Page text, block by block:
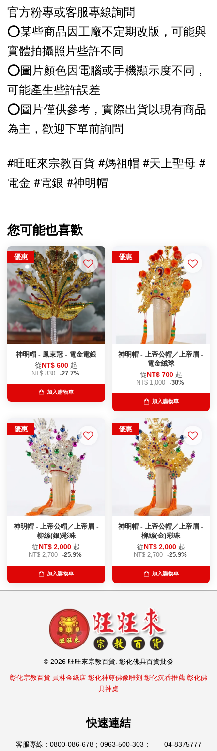
官方粉專或客服專線詢問
⭕️某些商品因工廠不定期改版，可能與
實體拍攝照片些許不同
⭕️圖片顏色因電腦或手機顯示度不同，
可能產生些許誤差
⭕️圖片僅供參考，實際出貨以現有商品
為主，歡迎下單前詢問
#旺旺來宗教百貨 #媽祖帽 #天上聖母 #
電金 #電銀 #神明帽
您可能也喜歡
優惠
神明帽 - 鳳束冠 - 電金電銀
從NT$ 600 起
NT$ 830 -27.7%
加入購物車
優惠
神明帽 - 上帝公帽／上帝眉 -
電金絨球
從NT$ 700 起
NT$ 1,000 -30%
加入購物車
優惠
神明帽 - 上帝公帽／上帝眉 -
柳絲(銀)彩珠
從NT$ 2,000 起
NT$ 2,700 -25.9%
加入購物車
優惠
神明帽 - 上帝公帽／上帝眉 -
柳絲(金)彩珠
從NT$ 2,000 起
NT$ 2,700 -25.9%
加入購物車
© 2026 旺旺來宗教百貨. 彰化佛具百貨批發
彰化宗教百貨 員林金紙店 彰化神尊佛像雕刻 彰化沉香推薦 彰化佛
具神桌
快速連結
客服專線：0800-086-678；0963-500-303； 04-8375777